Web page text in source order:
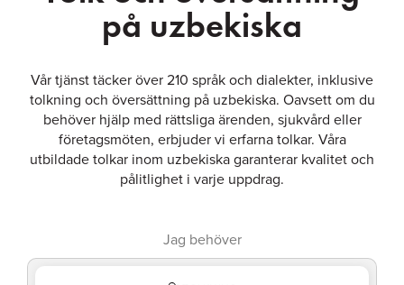
på uzbekiska
Vår tjänst täcker över 210 språk och dialekter, inklusive
tolkning och översättning på uzbekiska. Oavsett om du
behöver hjälp med rättsliga ärenden, sjukvård eller
företagsmöten, erbjuder vi erfarna tolkar. Våra
utbildade tolkar inom uzbekiska garanterar kvalitet och
pålitlighet i varje uppdrag.
Jag behöver